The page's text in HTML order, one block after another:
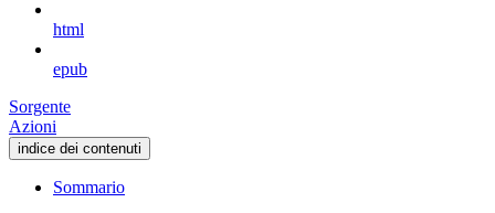
html
epub
Sorgente
Azioni
indice dei contenuti
Sommario